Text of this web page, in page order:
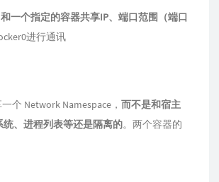
和一个指定的容器共享IP、端口范围（端口
进行通讯
个 Network Namespace， 而不是和宿主
、进程列表等还是隔离的。两个容器的